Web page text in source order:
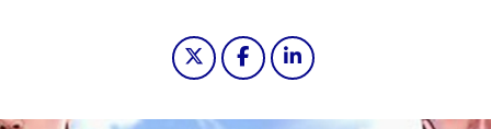
Partager "2024-09-12 06:55 -
Partager "2024-09-12